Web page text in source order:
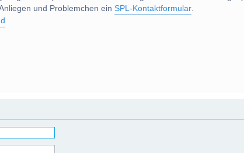
und Problemchen ein SPL-Kontaktformular.